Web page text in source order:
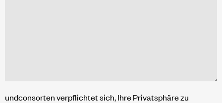
undconsorten verpflichtet sich, Ihre Privatsphäre zu